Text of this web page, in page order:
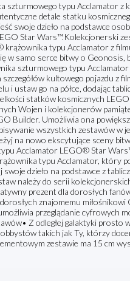
szturmowego typu Acclamator z
detale statku
swoje dzieło na podstawce
Star Wars™.Kolekcjonerski
typu Acclamator z
w samo serce bitwy o
szturmowego typu Acclamator
kultowego pojazdu z
i ustaw go na półce, dodając
statków kosmicznych
Wojen i kolekcjonerów
Builder. Umożliwia ona
wszystkich zestawów w
na nowo ekscytujące sceny
Acclamator LEGO® Star
typu Acclamator, który
dzieło na podstawce z
należy do serii
prezent dla dorosłych
znajomemu
przeglądanie cyfrowych
Z odległej galaktyki
takich jak Ty, którzy
zestawie ma 15 cm